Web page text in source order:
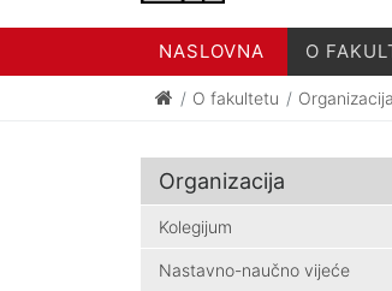
NASLOVNA O
O fakultetu Organizacija
Organizacija
Kolegijum
Nastavno-naučno vijeće